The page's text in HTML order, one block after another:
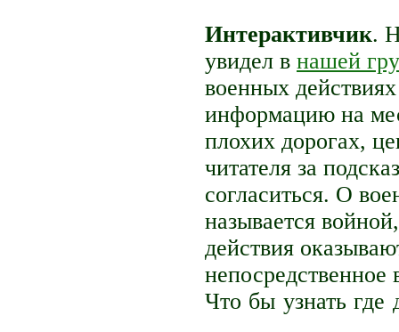
Интерактивчик.
увидел в нашей
военных
информацию на
плохих дорогах,
читателя за
согласиться. О
называется
действия
непосредственное
Что бы узнать